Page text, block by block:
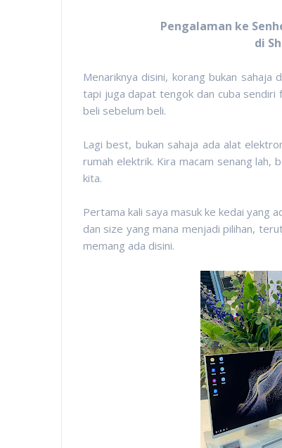
Pengalaman ke
di
Menariknya disini, korang bukan
tapi juga dapat tengok dan cuba sendiri
beli sebelum beli.
Lagi best, bukan sahaja ada alat
rumah elektrik. Kira macam senang
kita.
Pertama kali saya masuk ke kedai yang
dan size yang mana menjadi pilihan,
memang ada disini.